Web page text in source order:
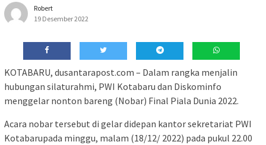
Robert
19 Desember 2022
KOTABARU, dusantarapost.com – Dalam rangka menjalin
hubungan silaturahmi, PWI Kotabaru dan Diskominfo
menggelar nonton bareng (Nobar) Final Piala Dunia 2022.
Acara nobar tersebut di gelar didepan kantor sekretariat PWI
Kotabarupada minggu, malam (18/12/ 2022) pada pukul 22.00